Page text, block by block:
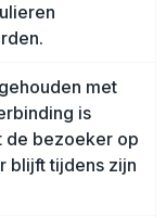
met
is
de bezoeker op
blijft tijdens zijn